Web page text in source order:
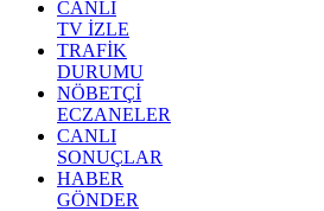
CANLI
TV İZLE
TRAFİK
DURUMU
NÖBETÇİ
ECZANELER
CANLI
SONUÇLAR
HABER
GÖNDER